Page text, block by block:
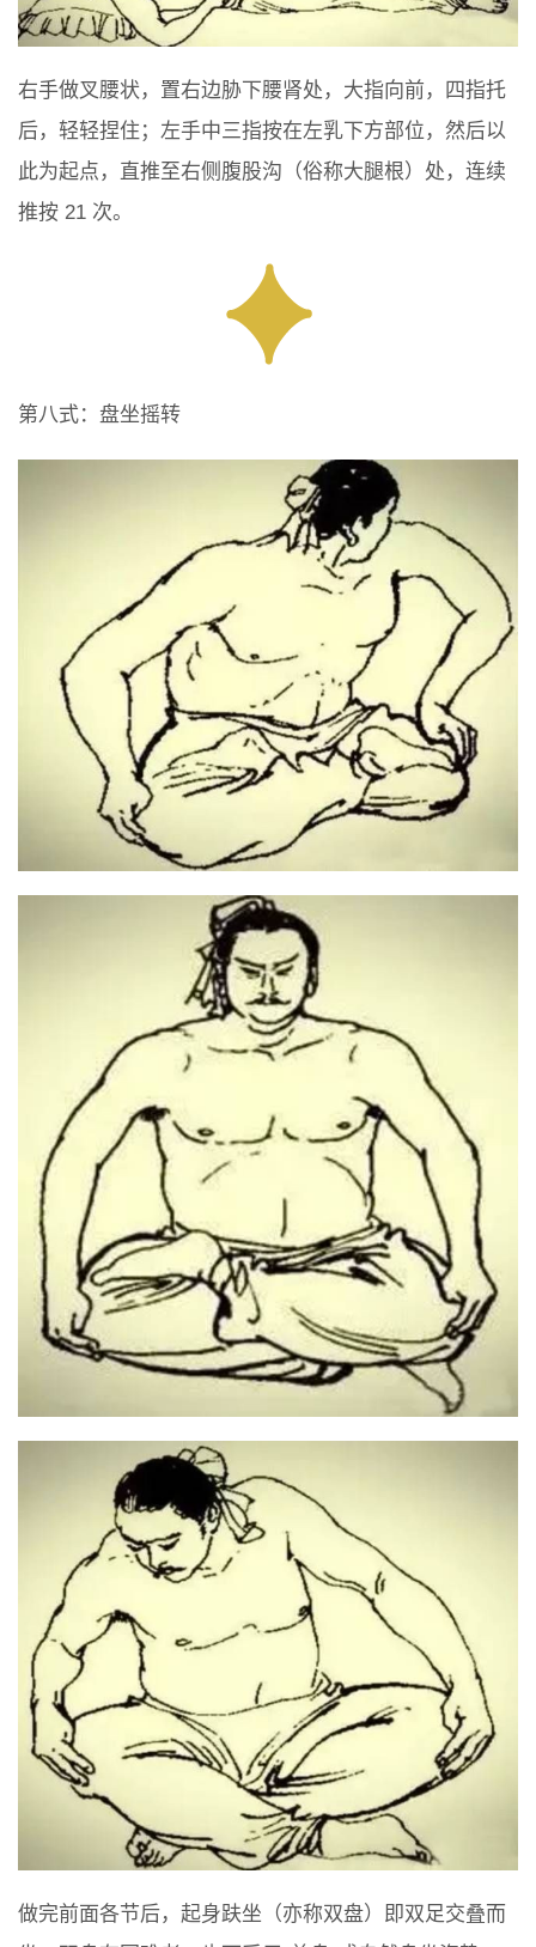
右手做叉腰状，置右边胁下腰肾处，大指向前，四指托
后，轻轻捏住；左手中三指按在左乳下方部位，然后以
此为起点，直推至右侧腹股沟（俗称大腿根）处，连续
推按 21 次。
第八式：盘坐摇转
做完前面各节后，起身趺坐（亦称双盘）即双足交叠而